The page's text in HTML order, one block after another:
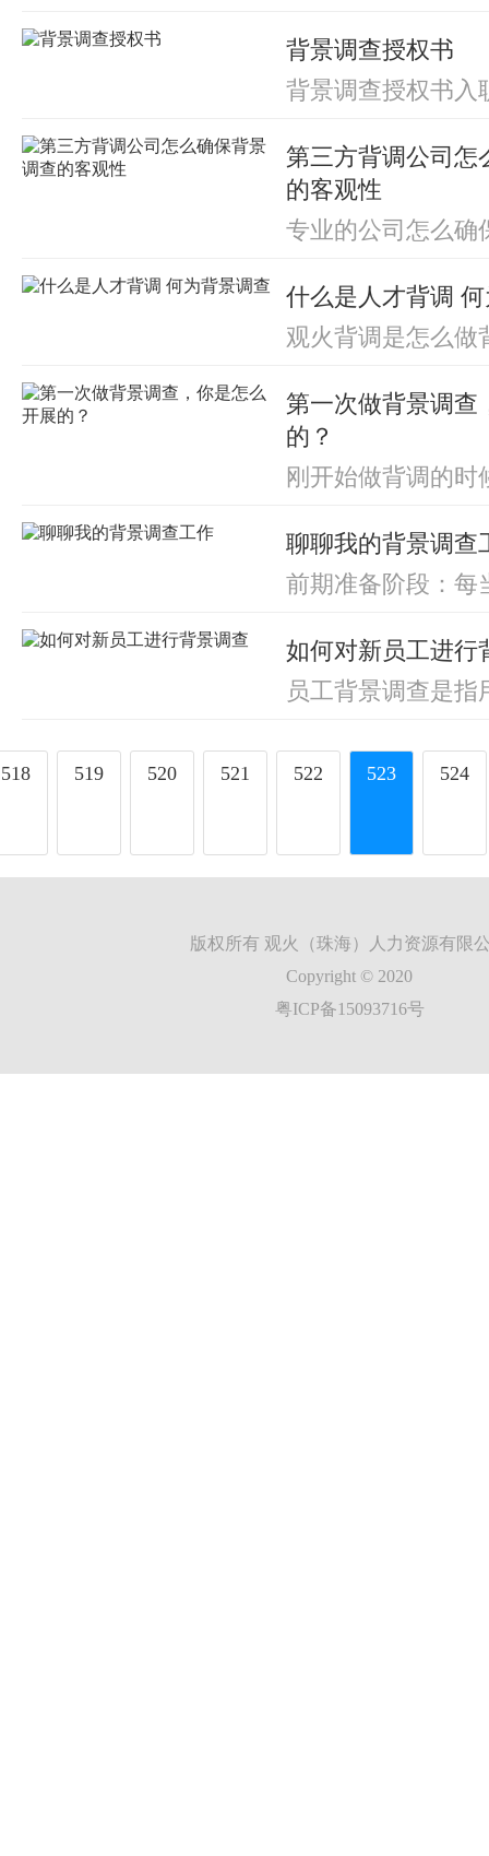
等）客户是每个企
如果在业务部门里
司机密，职业道德
公司造成巨大的损
述如下示意图：
选简历—>初试—>
A（薪水调查）
>录用入职—>背景
景调查完成）—>
作...
背景调查授权书
背景调查授权书入
定会背调吗 民生
书 银行委托第三
第三方背调公司怎
的客观性
专业的公司怎么确
查时，专业的背调
企业的人力资源部
上级主管、同事和
10%的部分用开放
面/负面的诱导性
免获得有倾向性的
什么是人才背调
观火背调是怎么做
事都是怎么背调
调...
第一次做背景调查
的？
刚开始做背调的时
的，就得想办法做
自己做背调，自己
度。后来就态度很
聊聊我的背景调查
前期准备阶段：每
到HR的电话，我
HR沟通，详细了
机、与被调的工作
度等等。这些都是
接这一份报告的
表》、《人才简
如何对新员工进行
员工背景调查是指
它是保证招聘质
一。...
518 519 520 521 522 523 524
版权所有 观火（珠海）人力资源有限
Copyright © 2020
粤ICP备15093716号